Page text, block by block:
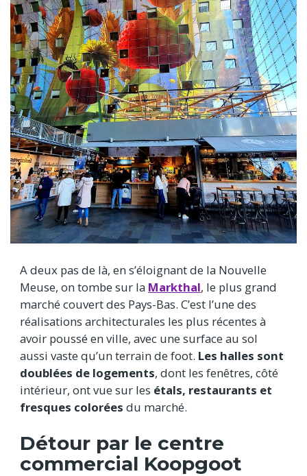
A deux pas de là, en s’éloignant de la Nouvelle
Meuse, on tombe sur la Markthal, le plus grand
marché couvert des Pays-Bas. C’est l’une des
réalisations architecturales les plus récentes à
avoir poussé en ville, avec une surface au sol
aussi vaste qu’un terrain de foot. Les halles sont
doublées de logements, dont les fenêtres, côté
intérieur, ont vue sur les étals, restaurants et
fresques colorées du marché.
Détour par le centre
commercial Koopgoot